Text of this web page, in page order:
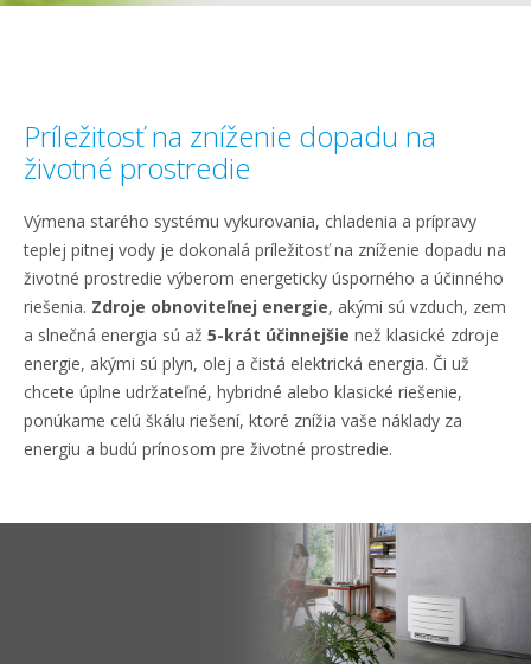
Príležitosť na zníženie dopadu na
životné prostredie
Výmena starého systému vykurovania, chladenia a prípravy
teplej pitnej vody je dokonalá príležitosť na zníženie dopadu na
životné prostredie výberom energeticky úsporného a účinného
riešenia. Zdroje obnoviteľnej energie, akými sú vzduch, zem
a slnečná energia sú až 5-krát účinnejšie než klasické zdroje
energie, akými sú plyn, olej a čistá elektrická energia. Či už
chcete úplne udržateľné, hybridné alebo klasické riešenie,
ponúkame celú škálu riešení, ktoré znížia vaše náklady za
energiu a budú prínosom pre životné prostredie.